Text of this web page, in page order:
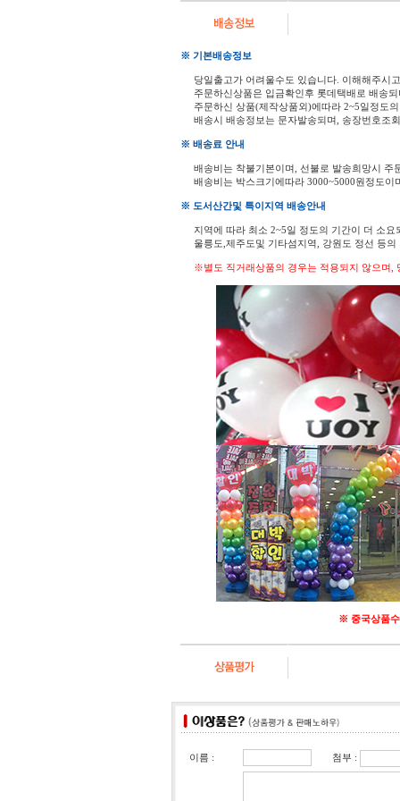
※ 기본배송정보
당일출고가 어려울수도 있습니다. 이해해주시
주문하신상품은 입금확인후 롯데택배로 배송
주문하신 상품(제작상품외)에따라 2~5일정도
배송시 배송정보는 문자발송되며, 송장번호조
※ 배송료 안내
배송비는 착불기본이며, 선불로 발송희망시
배송비는 박스크기에따라 3000~5000원정도
※ 도서산간및 특이지역 배송안내
지역에 따라 최소 2~5일 정도의 기간이 더 소
울릉도,제주도및 기타섬지역, 강원도 정선 등
※별도 직거래상품의 경우는 적용되지 않으며,
※ 중국상품
이름 : 첨부 :